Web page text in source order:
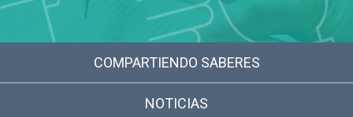
COMPARTIENDO SABERES
NOTICIAS